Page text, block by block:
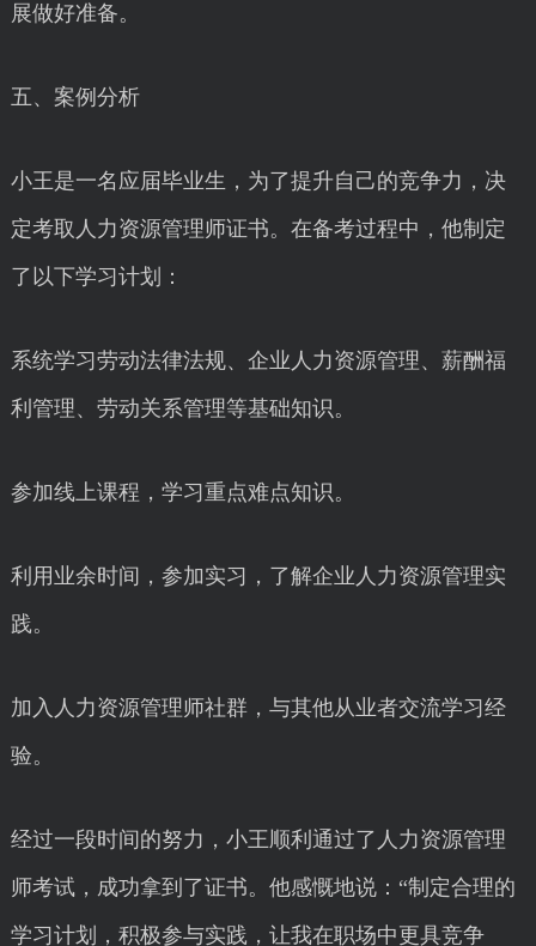
展做好准备。
五、案例分析
小王是一名应届毕业生，为了提升自己的竞争力，决
定考取人力资源管理师证书。在备考过程中，他制定
了以下学习计划：
系统学习劳动法律法规、企业人力资源管理、薪酬福
利管理、劳动关系管理等基础知识。
参加线上课程，学习重点难点知识。
利用业余时间，参加实习，了解企业人力资源管理实
践。
加入人力资源管理师社群，与其他从业者交流学习经
验。
经过一段时间的努力，小王顺利通过了人力资源管理
师考试，成功拿到了证书。他感慨地说：“制定合理的
学习计划，积极参与实践，让我在职场中更具竞争